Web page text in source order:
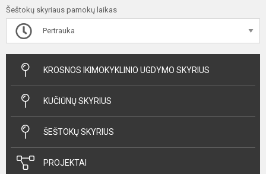
Šeštokų skyriaus pamokų laikas
Pertrauka
KROSNOS IKIMOKYKLINIO UGDYMO SKYRIUS
KUČIŪNŲ SKYRIUS
ŠEŠTOKŲ SKYRIUS
PROJEKTAI